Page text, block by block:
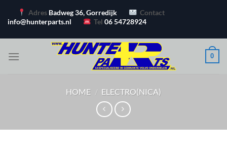
naar
Adres Badweg 36, Gorredijk
Contact
info@hunterparts.nl
Tel06 54728924
0
HOME / ELECTRO(NICA)